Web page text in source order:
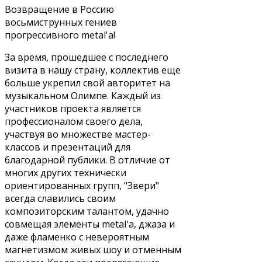
Возвращение в Россию
восьмиструнных гениев
прогрессивного metal'a!
За время, прошедшее с последнего
визита в нашу страну, коллектив еще
больше укрепил свой авторитет на
музыкальном Олимпе. Каждый из
участников проекта является
профессионалом своего дела,
участвуя во множестве мастер-
классов и презентаций для
благодарной публики. В отличие от
многих других технически
ориентированных групп, "Звери"
всегда славились своим
композиторским талантом, удачно
совмещая элементы metal'a, джаза и
даже фламенко с невероятным
магнетизмом живых шоу и отменным